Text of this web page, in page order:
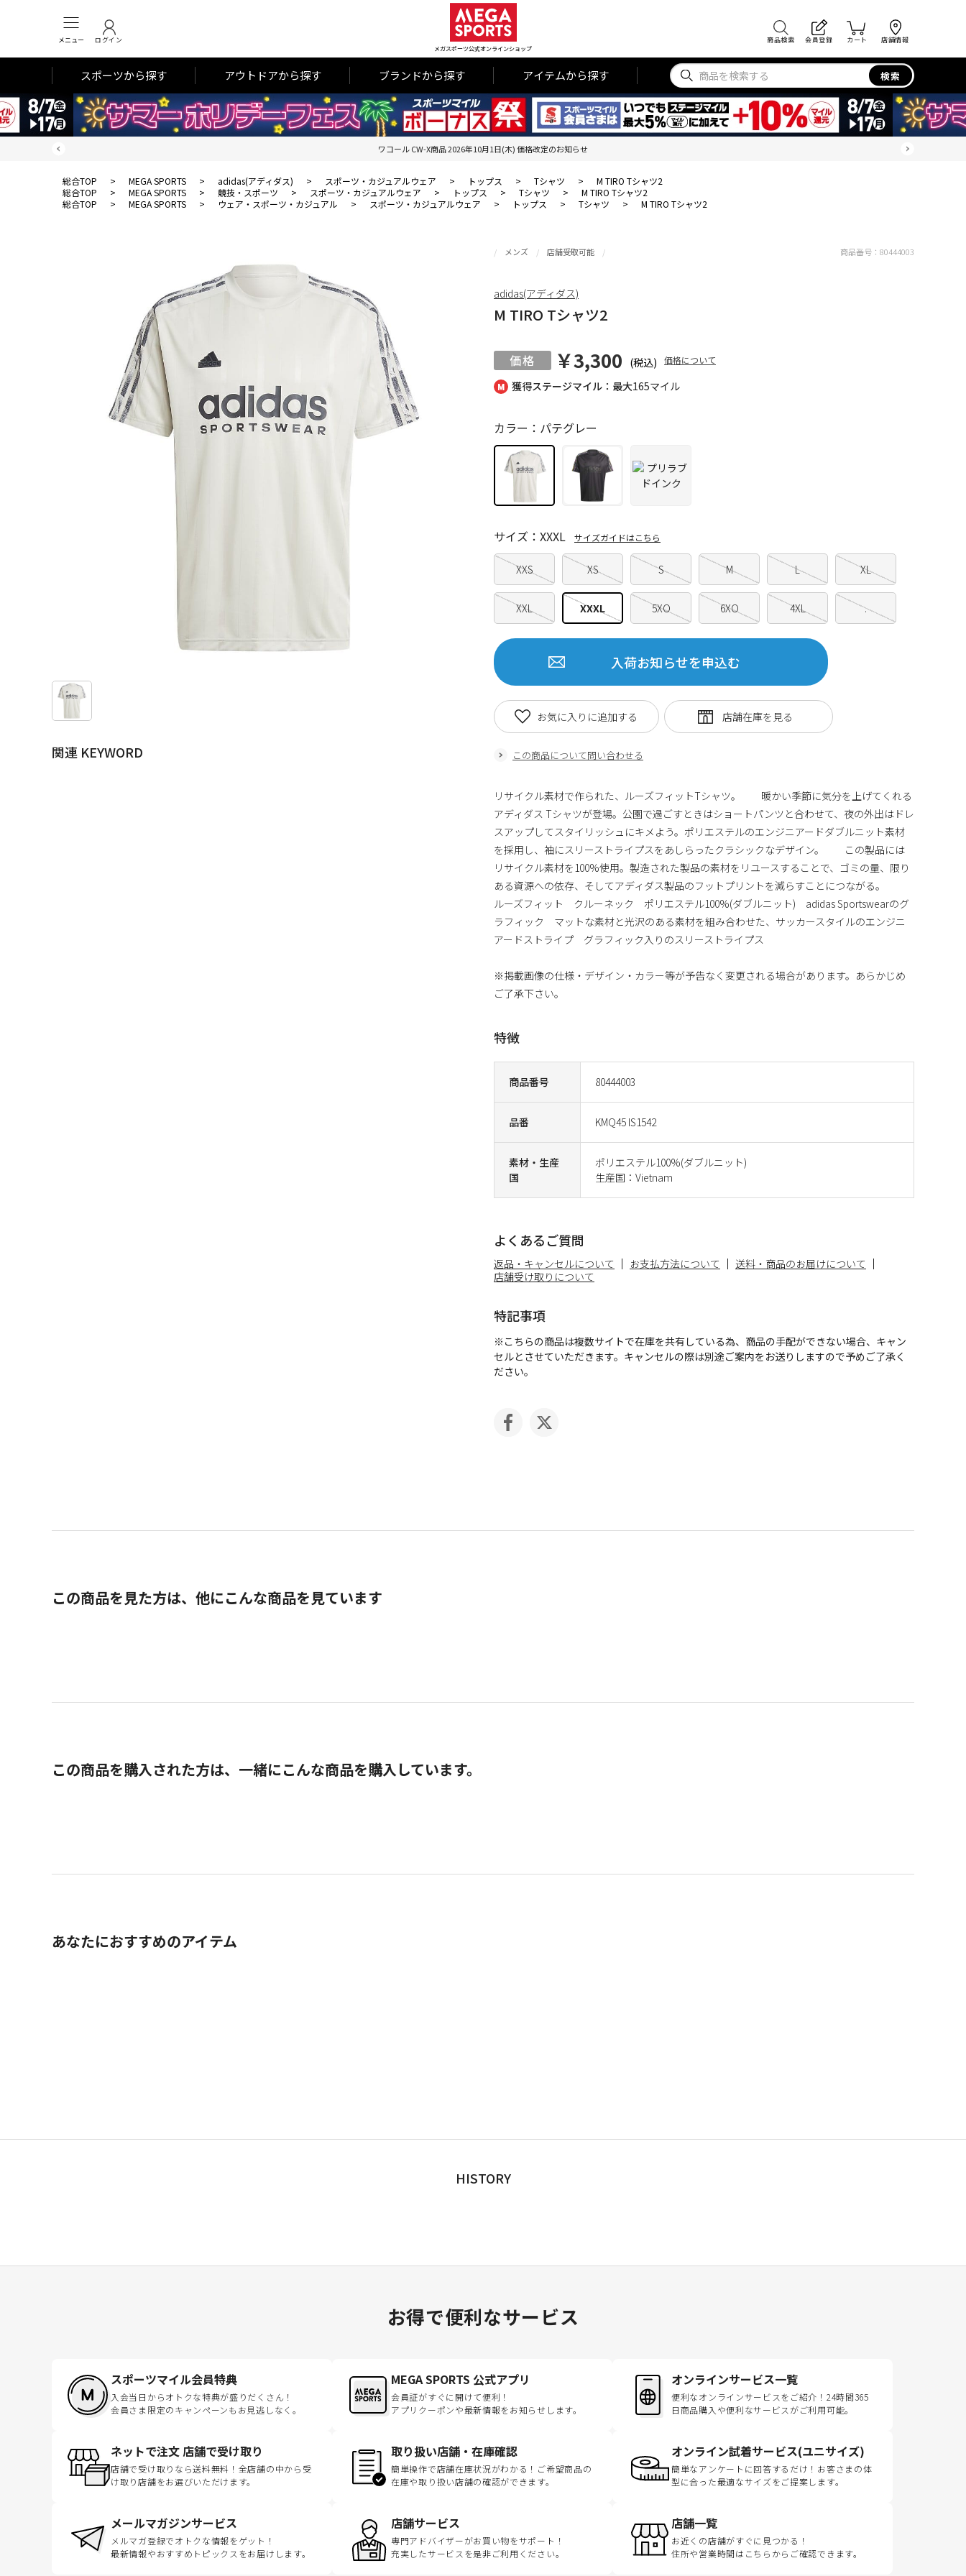
メニュー ログイン
メガスポーツ公式オンラインショップ
商品検索 会員登録 カート 店舗情報
スポーツから探す アウトドアから探す ブランドから探す アイテムから探す 検索
ワコール CW-X商品 2026年10月1日(木) 価格改定のお知らせ
総合TOP > MEGA SPORTS > adidas(アディダス) > スポーツ・カジュアルウェア > トップス > Tシャツ >
M TIRO Tシャツ2
総合TOP
> MEGA SPORTS > 競技・スポーツ > スポーツ・カジュアルウェア > トップス > Tシャツ >
M TIRO Tシャツ2
総合TOP
> MEGA SPORTS > ウェア・スポーツ・カジュアル > スポーツ・カジュアルウェア > トップス > Tシャツ > M TIRO Tシャツ2
関連 KEYWORD
獲得ステージマイル：最大165マイル
メンズ 店舗受取可能
M TIRO Tシャツ2
￥3,300 (税込) 価格について
商品番号 80444003
品番 KMQ45 IS1542
素材・生産
国
ポリエステル100%(ダブルニット)
生産国：Vietnam
カラー：パテグレー
XXS XS S M L XL
XXL XXXL 5XO 6XO 4XL .
サイズ：XXXL サイズガイドはこちら
入荷お知らせを申込む
この商品について問い合わせる
お気に入りに追加する
商品番号： 80444003
adidas(アディダス)
リサイクル素材で作られた、ルーズフィットTシャツ。 暖かい季節に気分を上げてくれる
アディダス Tシャツが登場。公園で過ごすときはショートパンツと合わせて、夜の外出はドレ
スアップしてスタイリッシュにキメよう。ポリエステルのエンジニアードダブルニット素材
を採用し、袖にスリーストライプスをあしらったクラシックなデザイン。 この製品には
リサイクル素材を100%使用。製造された製品の素材をリユースすることで、ゴミの量、限り
ある資源への依存、そしてアディダス製品のフットプリントを減らすことにつながる。
ルーズフィット クルーネック ポリエステル100%(ダブルニット) adidas Sportswearのグ
ラフィック マットな素材と光沢のある素材を組み合わせた、サッカースタイルのエンジニ
アードストライプ グラフィック入りのスリーストライプス
※掲載画像の仕様・デザイン・カラー等が予告なく変更される場合があります。あらかじめ
ご了承下さい。
特徴
よくあるご質問
返品・キャンセルについて お支払方法について
送料・商品のお届けについて
店舗受け取りについて
特記事項
※こちらの商品は複数サイトで在庫を共有している為、商品の手配ができない場合、キャン
セルとさせていただきます。キャンセルの際は別途ご案内をお送りしますので予めご了承く
ださい。
この商品を見た方は、他にこんな商品を見ています
この商品を購入された方は、一緒にこんな商品を購入しています。
あなたにおすすめのアイテム
HISTORY
お得で便利なサービス
スポーツマイル会員特典
入会当日からオトクな特典が盛りだくさん！
会員さま限定のキャンペーンもお見逃しなく。
MEGA SPORTS 公式アプリ
会員証がすぐに開けて便利！
アプリクーポンや最新情報をお知らせします。
オンラインサービス一覧
便利なオンラインサービスをご紹介！24時間365
日商品購入や便利なサービスがご利用可能。
ネットで注文 店舗で受け取り
店舗で受け取りなら送料無料！全店舗の中から受
け取り店舗をお選びいただけます。
取り扱い店舗・在庫確認
簡単操作で店舗在庫状況がわかる！ご希望商品の
在庫や取り扱い店舗の確認ができます。
オンライン試着サービス(ユニサイズ)
簡単なアンケートに回答するだけ！お客さまの体
型に合った最適なサイズをご提案します。
メールマガジンサービス
メルマガ登録でオトクな情報をゲット！
最新情報やおすすめトピックスをお届けします。
店舗サービス
専門アドバイザーがお買い物をサポート！
充実したサービスを是非ご利用ください。
店舗一覧
お近くの店舗がすぐに見つかる！
住所や営業時間はこちらからご確認できます。